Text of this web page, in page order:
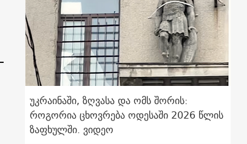
უკრაინაში, ზღვასა და ომს შორის:
როგორია ცხოვრება ოდესაში 2026 წლის
ზაფხულში. ვიდეო